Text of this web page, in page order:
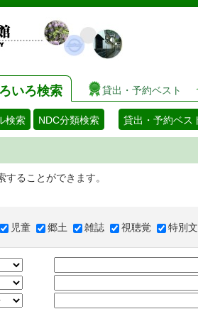
図書館
いろ検索 貸出・予約ベスト
検索 NDC分類検索 貸出・予約ベス
ることができます。
児童 郷土 雑誌 視聴覚 特別